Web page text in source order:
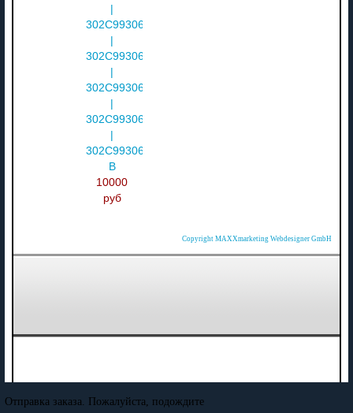
|
302C993063
|
302C993064
|
302C993065
|
302C993066
|
302C993067
В
10000
руб
Copyright MAXXmarketing Webdesigner GmbH
Отправка заказа. Пожалуйста, подождите